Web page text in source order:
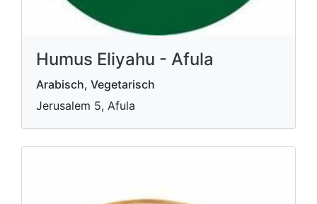
Humus Eliyahu - Afula
Arabisch, Vegetarisch
Jerusalem 5, Afula